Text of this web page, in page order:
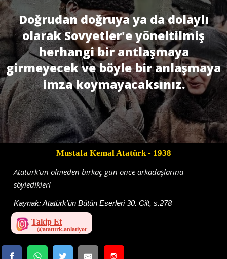
Doğrudan doğruya ya da dolaylı
olarak Sovyetler'e yöneltilmiş
herhangi bir antlaşmaya
girmeyecek ve böyle bir anlaşmaya
imza koymayacaksınız.
Mustafa Kemal Atatürk- 1938
Atatürk'ün ölmeden birkaç gün önce arkadaşlarına
söyledikleri
Kaynak:Atatürk'ün Bütün Eserleri 30. Cilt, s.278
Takip Et